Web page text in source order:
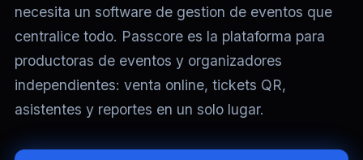
necesita un software de gestion de eventos que
centralice todo. Passcore es la plataforma para
productoras de eventos y organizadores
independientes: venta online, tickets QR,
asistentes y reportes en un solo lugar.